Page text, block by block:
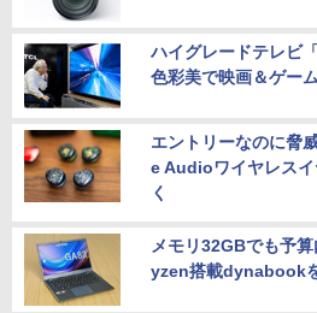
ハイグレードテレビ
色彩美で映画＆ゲー
エントリーなのに脅
e Audioワイヤレス
く
メモリ32GBでも予
yzen搭載dynabook